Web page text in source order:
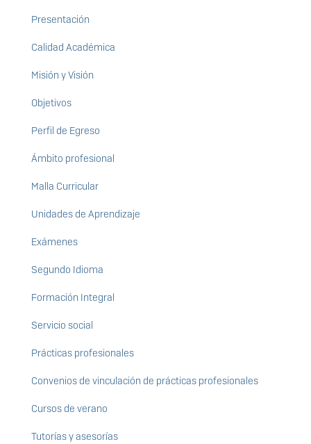
Presentación
Calidad Académica
Misión y Visión
Objetivos
Perfil de Egreso
Ámbito profesional
Malla Curricular
Unidades de Aprendizaje
Exámenes
Segundo Idioma
Formación Integral
Servicio social
Prácticas profesionales
Convenios de vinculación de prácticas profesionales
Cursos de verano
Tutorías y asesorías